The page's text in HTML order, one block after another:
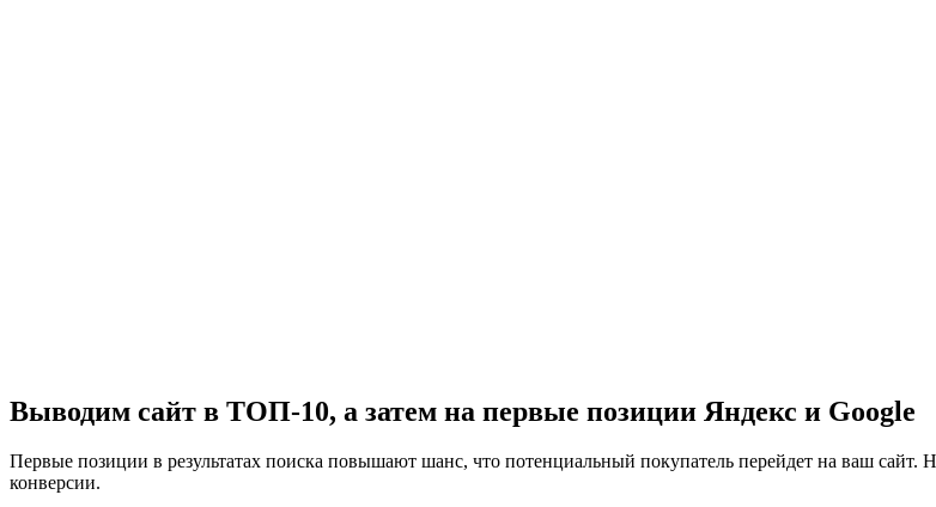
Выводим сайт в ТОП-10, а затем на первые позиции Яндекс и Google
Первые позиции в результатах поиска повышают шанс, что потенциальный покупатель перейдет на ваш сайт.
конверсии.